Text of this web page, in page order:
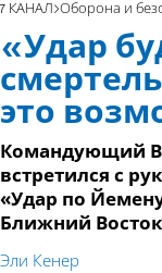
7 КАНАЛ Оборона и
«Удар
это
Командующий
встретился с
«Удар по
Ближний
Эли Кенер